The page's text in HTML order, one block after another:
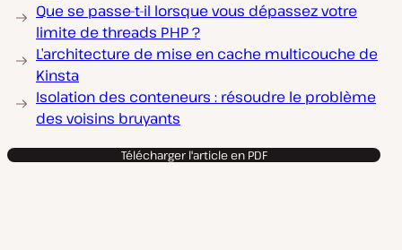
Que se passe-t-il lorsque vous dépassez votre
limite de threads PHP ?
L’architecture de mise en cache multicouche de
Kinsta
Isolation des conteneurs : résoudre le problème
des voisins bruyants
Télécharger l'article en PDF